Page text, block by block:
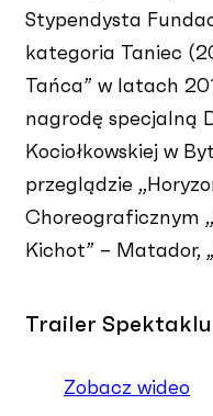
Stypendysta
kategoria Taniec
Tańca” w latach
nagrodę specjalną
Kociołkowskiej w
przeglądzie
Choreograficznym
Kichot” – Matador,
Trailer Spektaklu
Zobacz wideo